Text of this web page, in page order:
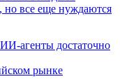
все еще нуждаются
рынке